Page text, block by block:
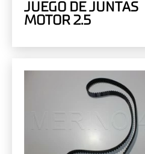
JUEGO DE JUNTAS
MOTOR 2.5